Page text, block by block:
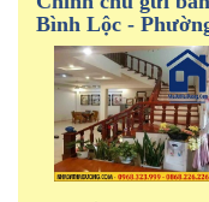
Bình Lộc -